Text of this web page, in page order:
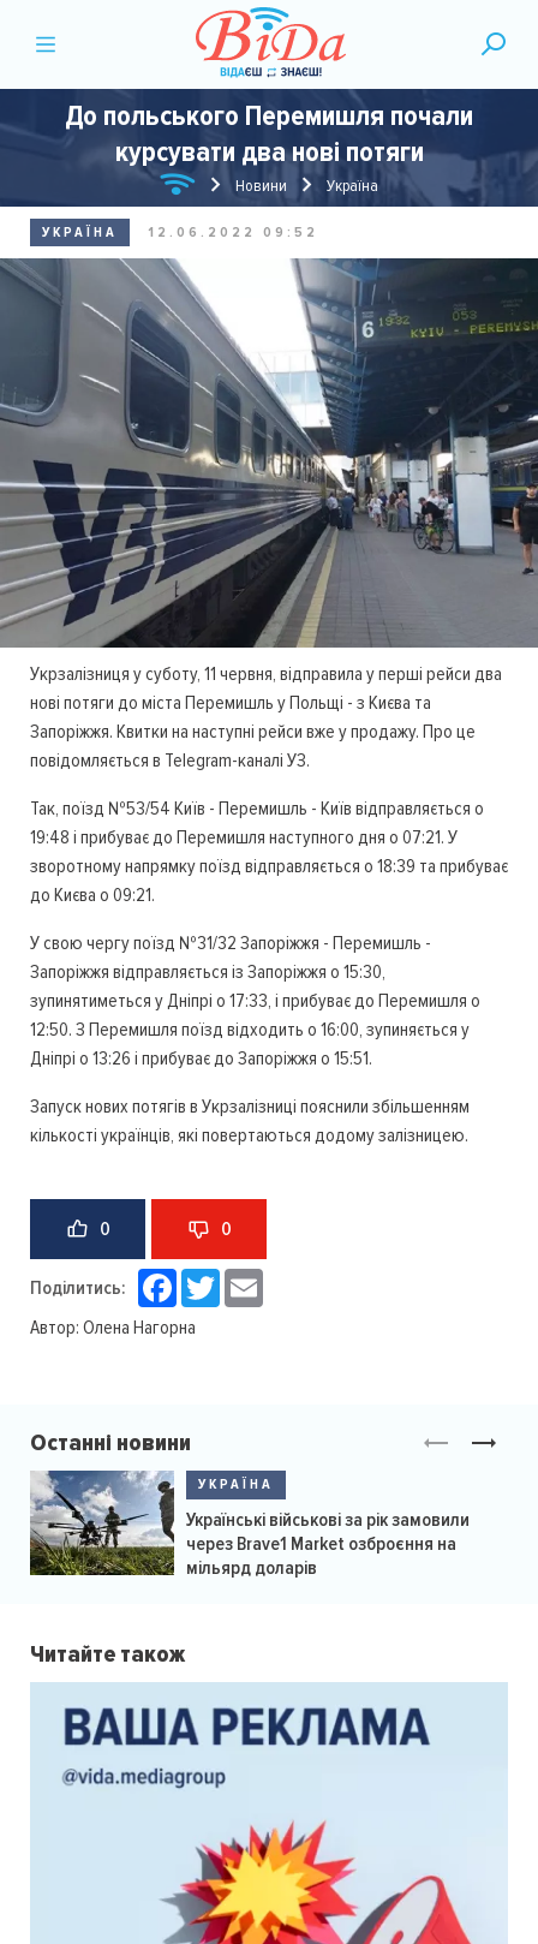
До польського Перемишля почали
курсувати два нові потяги
Новини Україна
УКРАЇНА 12.06.2022 09:52
Укрзалізниця у суботу, 11 червня, відправила у перші рейси два
нові потяги до міста Перемишль у Польщі - з Києва та
Запоріжжя. Квитки на наступні рейси вже у продажу. Про це
повідомляється в Telegram-каналі УЗ.
Так, поїзд №53/54 Київ - Перемишль - Київ відправляється о
19:48 і прибуває до Перемишля наступного дня о 07:21. У
зворотному напрямку поїзд відправляється о 18:39 та прибуває
до Києва о 09:21.
У свою чергу поїзд №31/32 Запоріжжя - Перемишль -
Запоріжжя відправляється із Запоріжжя о 15:30,
зупинятиметься у Дніпрі о 17:33, і прибуває до Перемишля о
12:50. З Перемишля поїзд відходить о 16:00, зупиняється у
Дніпрі о 13:26 і прибуває до Запоріжжя о 15:51.
Запуск нових потягів в Укрзалізниці пояснили збільшенням
кількості українців, які повертаються додому залізницею.
0 0
Поділитись: Facebook
Twitter
Автор: Олена Нагорна
Останні новини
УКРАЇНА
Українські військові за рік замовили
через Brave1 Market озброєння на
мільярд доларів
Читайте також